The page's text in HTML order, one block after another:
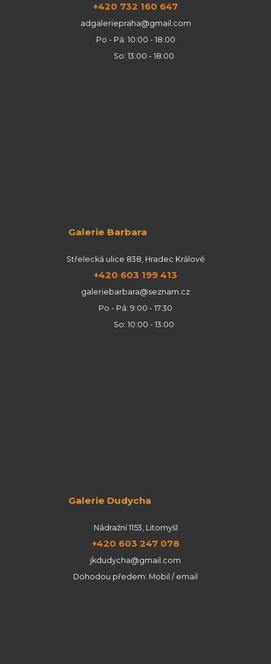
+420 732 160 647
adgaleriepraha@gmail.com
Po - Pá: 10:00 - 18:00
So: 13:00 - 18:00
Galerie Barbara
Střelecká ulice 838, Hradec Králové
+420 603 199 413
galeriebarbara@seznam.cz
Po - Pá: 9:00 - 17:30
So: 10:00 - 13:00
Galerie Dudycha
Nádražní 1153, Litomyšl
+420 603 247 078
jkdudycha@gmail.com
Dohodou předem: Mobil / email